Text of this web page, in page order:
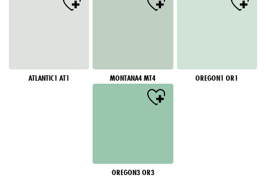
ATLANTIC1 AT1 MONTANA4 MT4 OREGON1 OR1
OREGON3 OR3